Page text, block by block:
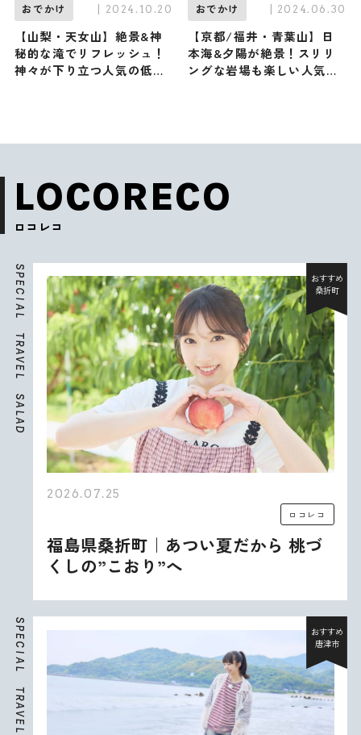
おでかけ | 2024.10.20
【山梨・天女山】絶景&神
秘的な滝でリフレッシュ！
神々が下り立つ人気の低山
おでかけ | 2024.06.30
【京都/福井・青葉山】日
本海&夕陽が絶景！スリリ
ングな岩場も楽しい人気の
LOCORECO
ロコレコ
S
P
E
C
I
A
L
T
R
A
V
E
L
S
A
L
A
D
おすすめ
桑折町
2026.07.25
ロコレコ
福島県桑折町｜あつい夏だから 桃づ
くしの”こおり”へ
S
P
E
C
I
A
L
T
R
A
V
E
L
おすすめ
唐津市